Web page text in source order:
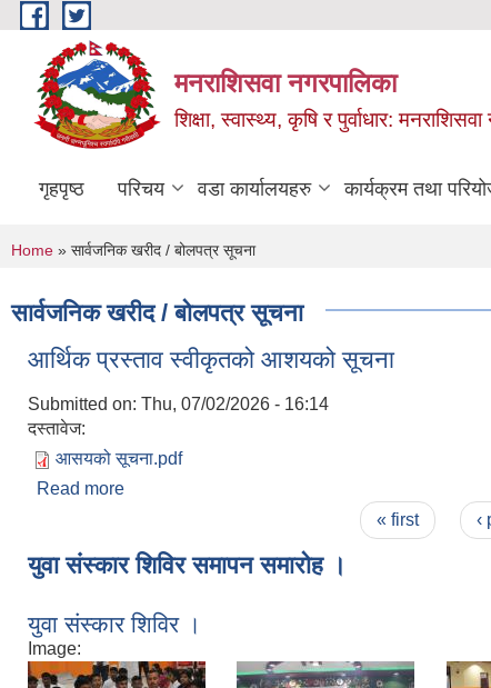
Skip to main content
मनराशिसवा नगरपालिका
शिक्षा, स्वास्थ्य, कृषि र पुर्वाधार:
गृहपृष्ठ परिचय वडा कार्यालयहरु कार्यक्रम तथा
You are here
Home » सार्वजनिक खरीद / बोलपत्र सूचना
सार्वजनिक खरीद / बोलपत्र सूचना
आर्थिक प्रस्ताव स्वीकृतको आशयको सूचना
Submitted on: Thu, 07/02/2026 - 16:14
दस्तावेज:
आसयको सूचना.pdf
Read more
« first ‹
युवा संस्कार शिविर समापन समारोह ।
युवा संस्कार शिविर ।
Image: